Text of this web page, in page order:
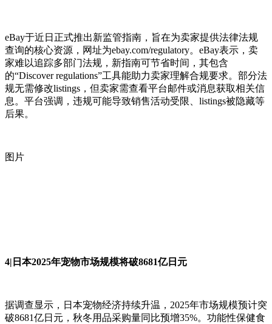
eBay于近日正式推出新监管指南，旨在为卖家提供法律法规
查询的核心资源，网址为ebay.com/regulatory。eBay表示，卖
家难以追踪多部门法规，新指南可节省时间，其包含
的“Discover regulations”工具能助力卖家理解合规要求。部分法
规无需修改listings，但卖家需查看平台邮件或消息获取相关信
息。平台强调，违规可能导致销售活动受限、listings被隐藏等
后果。
图片
4|日本2025年宠物市场规模将破8681亿日元
据调查显示，日本宠物经济持续升温，2025年市场规模预计突
破8681亿日元，秋冬用品采购量同比预增35%。功能性保健食